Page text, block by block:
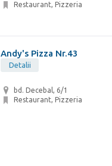
Restaurant, Pizzeria
Andy's Pizza Nr.43
Detalii
bd. Decebal, 6/1
Restaurant, Pizzeria